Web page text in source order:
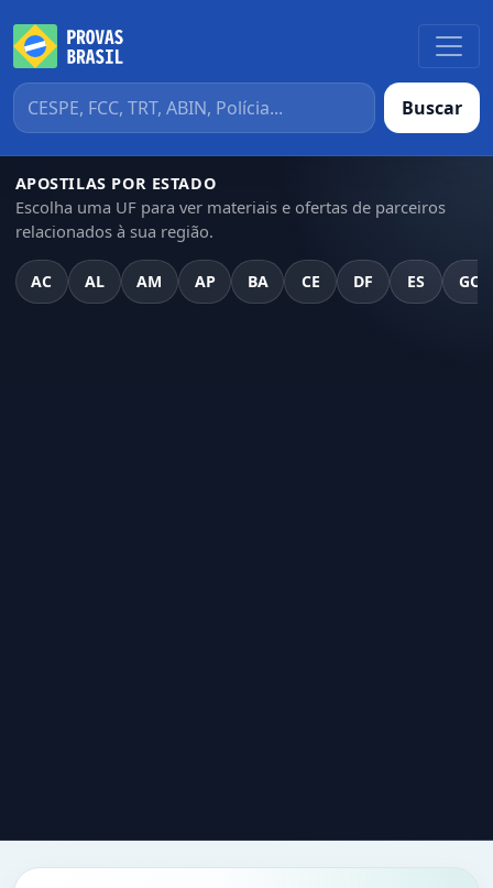
Buscar
APOSTILAS POR ESTADO
Escolha uma UF para ver materiais e ofertas de parceiros
relacionados à sua região.
AC AL AM AP BA CE DF ES GO